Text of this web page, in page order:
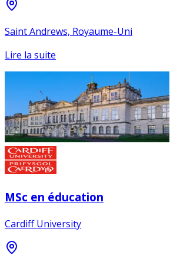
Saint Andrews, Royaume-Uni
Lire la suite
MSc en éducation
Cardiff University